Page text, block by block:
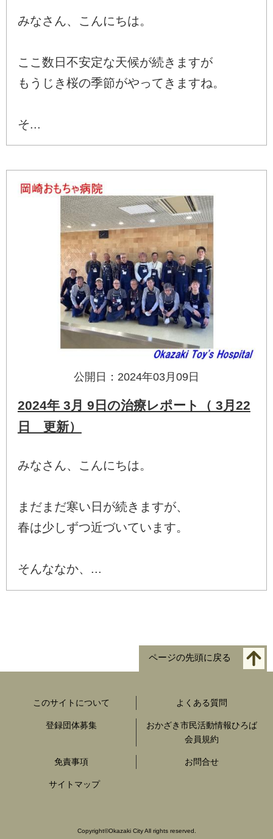
みなさん、こんにちは。
ここ数日不安定な天候が続きますが
もうじき桜の季節がやってきますね。
そ...
公開日：2024年03月09日
2024年 3月 9日の治療レポート（ 3月22
日 更新）
みなさん、こんにちは。
まだまだ寒い日が続きますが、
春は少しずつ近づいています。
そんななか、...
ページの先頭に戻る
このサイトについて よくある質問
登録団体募集
おかざき市民活動情報ひろば
会員規約
免責事項 お問合せ
サイトマップ
Copyright©Okazaki City All rights reserved.